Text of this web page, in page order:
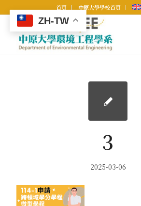
首頁 中原大學學校首頁
3
2025-03-06
ZH-TW